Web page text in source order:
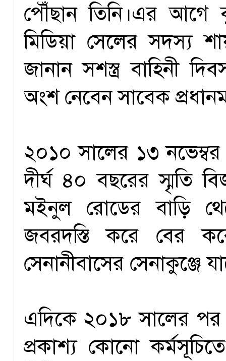
পৌঁছান তিনি।এর আগে
মিডিয়া সেলের সদস্য
জানান সশস্ত্র বাহিনী
অংশ নেবেন সাবেক
২০১০ সালের ১৩ নভেম্বর
দীর্ঘ ৪০ বছরের স্মৃতি
মইনুল রোডের বাড়ি
জবরদস্তি করে বের
সেনানীবাসের সেনাকুঞ্জে
এদিকে ২০১৮ সালের পর
প্রকাশ্য কোনো